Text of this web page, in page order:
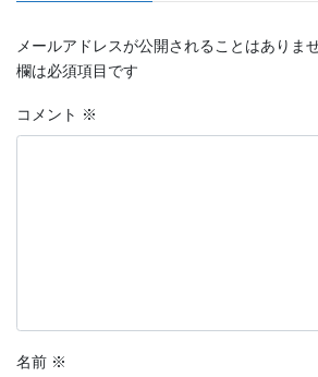
メールアドレスが公開されることはありませ
欄は必須項目です
コメント ※
名前 ※